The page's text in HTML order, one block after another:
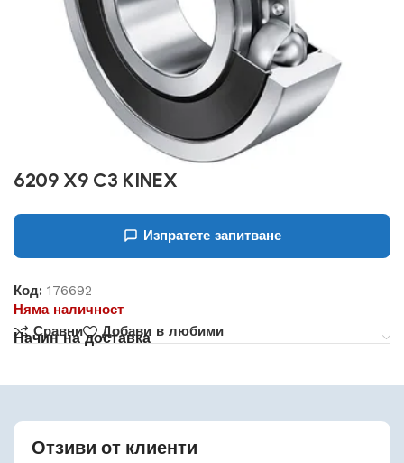
6209 X9 C3 KINEX
Изпратете запитване
Код:176692
Няма наличност
Сравни
Добави в любими
Начин на доставка
Отзиви от клиенти